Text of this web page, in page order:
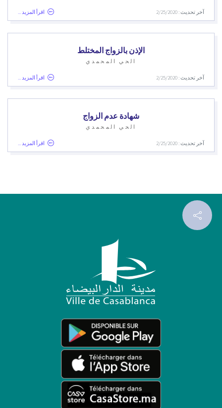
آخر تحديث : 2/25/2020 اقرأ المزيد ...
الإذن بالزواج المختلط
الحي المحمدي
آخر تحديث : 2/25/2020 اقرأ المزيد ...
شهادة عدم الزواج
الحي المحمدي
آخر تحديث : 2/25/2020 اقرأ المزيد ...